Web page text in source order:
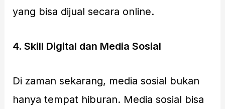
yang bisa dijual secara online.
4. Skill Digital dan Media Sosial
Di zaman sekarang, media sosial bukan
hanya tempat hiburan. Media sosial bisa